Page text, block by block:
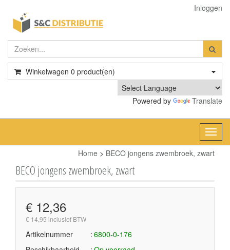
Inloggen
Winkelwagen 0 product(en)
Powered by Translate
Home > BECO jongens zwembroek, zwart
BECO jongens zwembroek, zwart
€ 12,36
€ 14,95 inclusief BTW
Artikelnummer
6800-0-176